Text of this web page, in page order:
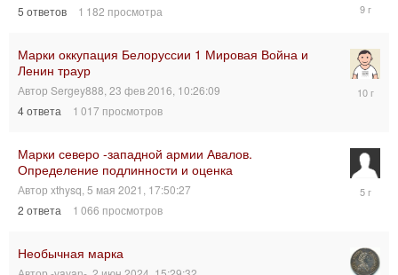
5 ответов 1 182 просмотра
08:35:16
Марки оккупация Белоруссии 1 Мировая Война и
Ленин траур
Автор Sergey888 23 фев 2016, 10:26:09
4ответа 1 017 просмотров
23
Марки северо -западной армии Авалов.
Определение подлинности и оценка
Автор xthysq 5 мая 2021, 17:50:27
2 ответа 1 066 просмотров
Необычная марка